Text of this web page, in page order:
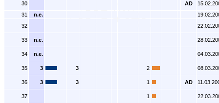
30
AD
31
n.e.
32
33 n.e.
34 n.e.
35 3 3 2
36 3 3 1 AD
37 1